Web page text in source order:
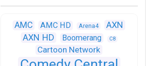
AMC AMC HD Arena4
AXN
AXN HD
Boomerang C8
Cartoon Network